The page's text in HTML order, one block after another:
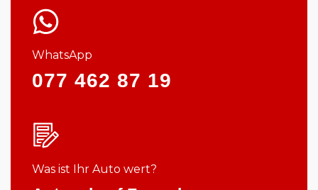
WhatsApp
077 462 87 19
Was ist Ihr Auto wert?